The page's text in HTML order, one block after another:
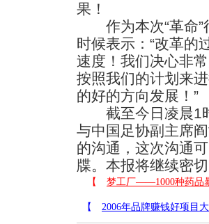
果！
作为本次“革命”
时候表示：“改革的
速度！我们决心非
按照我们的计划来
的好的方向发展！”
截至今日凌晨1时
与中国足协副主席
的沟通，这次沟通
牒。本报将继续密